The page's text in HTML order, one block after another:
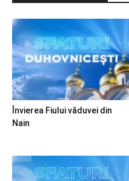
Învierea Fiului văduvei din
Nain